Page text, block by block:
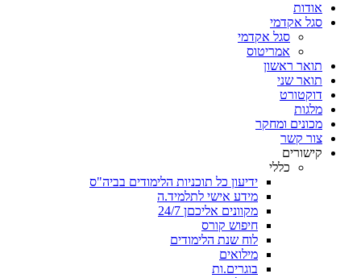
אודות
סגל אקדמי
סגל אקדמי
אמריטוס
תואר ראשון
תואר שני
דוקטורט
מלגות
מכונים ומחקר
צור קשר
קישורים
כללי
ידיעון כל תוכניות הלימודים בביה"ס
מידע אישי לתלמיד.ה
מקוונים אליכםן 24/7
חיפוש קורס
לוח שנת הלימודים
מילואים
בוגרים.ות